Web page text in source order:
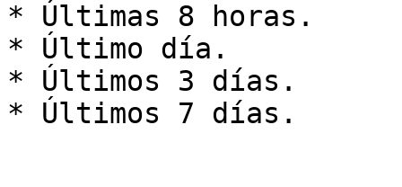
* Últimas 8 horas.
* Último día.
* Últimos 3 días.